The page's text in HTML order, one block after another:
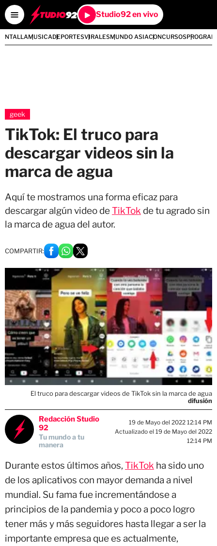
Studio92 en vivo
MUSICADEPORTESVIRALESMUNDO ASIACONCURSOS
geek
TikTok: El truco para
descargar videos sin la
marca de agua
Aquí te mostramos una forma eficaz para
descargar algún video deTikTok de tu agrado sin
la marca de agua del autor.
COMPARTIR:
El truco para descargar videos de TikTok sin la marca de agua
difusión
Redacción Studio
92
Tu mundo a tu
manera
19 de Mayo del 2022 12:14 PM
Actualizado el 19 de Mayo del 2022
12:14 PM
Durante estos últimos años, TikTok ha sido uno
de los aplicativos con mayor demanda a nivel
mundial. Su fama fue incrementándose a
principios de la pandemia y poco a poco logro
tener más y más seguidores hasta llegar a ser la
importante empresa que es actualmente,